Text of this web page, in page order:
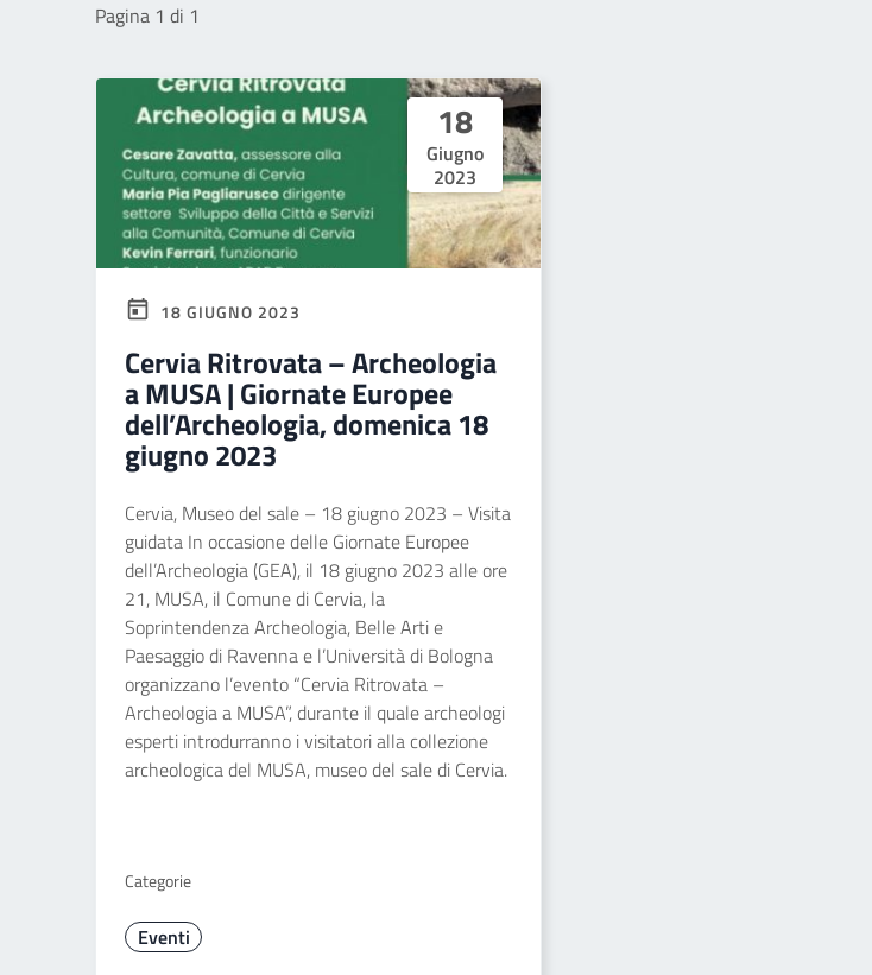
Pagina 1 di 1
18
Giugno
2023
18 GIUGNO 2023
Cervia Ritrovata – Archeologia
a MUSA | Giornate Europee
dell’Archeologia, domenica 18
giugno 2023
Cervia, Museo del sale – 18 giugno 2023 – Visita
guidata In occasione delle Giornate Europee
dell’Archeologia (GEA), il 18 giugno 2023 alle ore
21, MUSA, il Comune di Cervia, la
Soprintendenza Archeologia, Belle Arti e
Paesaggio di Ravenna e l’Università di Bologna
organizzano l’evento “Cervia Ritrovata –
Archeologia a MUSA”, durante il quale archeologi
esperti introdurranno i visitatori alla collezione
archeologica del MUSA, museo del sale di Cervia.
Categorie
Eventi